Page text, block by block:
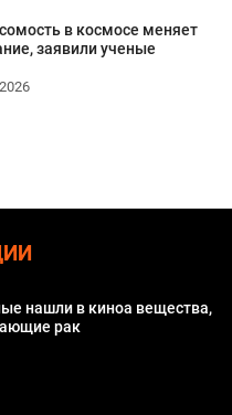
в космосе меняет
заявили ученые
нашли в киноа вещества,
рак